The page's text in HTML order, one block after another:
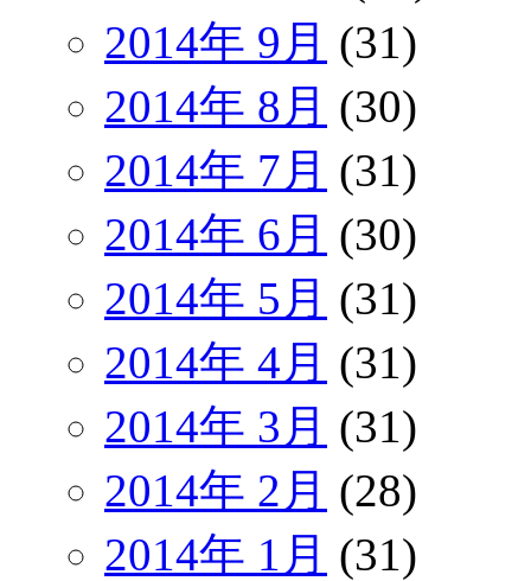
2014年 9月 (31)
2014年 8月 (30)
2014年 7月 (31)
2014年 6月 (30)
2014年 5月 (31)
2014年 4月 (31)
2014年 3月 (31)
2014年 2月 (28)
2014年 1月 (31)